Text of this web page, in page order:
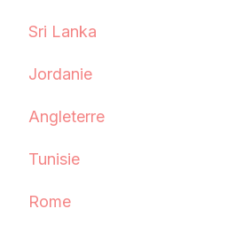
Sri Lanka
Jordanie
Angleterre
Tunisie
Rome